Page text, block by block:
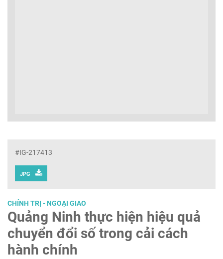
#IG-217413
JPG
CHÍNH TRỊ - NGOẠI GIAO
Quảng Ninh thực hiện hiệu quả
chuyển đổi số trong cải cách
hành chính